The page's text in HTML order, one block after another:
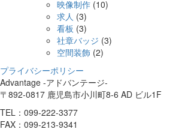
映像制作 (10)
求人 (3)
看板 (3)
社章バッジ (3)
空間装飾 (2)
プライバシーポリシー
Advantage -アドバンテージ-
〒892-0817 鹿児島市小川町8-6 AD ビル1F
TEL：099-222-3377
FAX：099-213-9341